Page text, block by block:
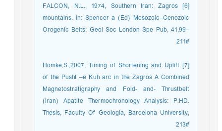
[6] FALCON, N.L., 1974, Southern Iran: Zagros
mountains. in: Spencer a (Ed) Mesozoic–Cenozoic
Orogenic Belts: Geol Soc London Spe Pub, 41,99–
211#
[7] Homke,S.,2007, Timing of Shortening and Uplift
of the Pusht –e Kuh arc in the Zagros A Combined
Magnetostratigraphy and Fold- and- Thrustbelt
(iran) Apatite Thermochronology Analysis: P.HD.
Thesis, Faculty Of Geologia, Barcelona University,
213#